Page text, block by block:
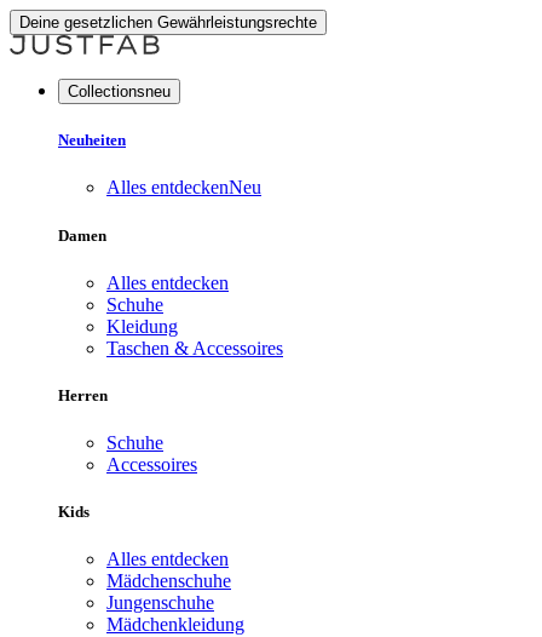
Deine gesetzlichen Gewährleistungsrechte
Collectionsneu
Neuheiten
Alles entdeckenNeu
Damen
Alles entdecken
Schuhe
Kleidung
Taschen & Accessoires
Herren
Schuhe
Accessoires
Kids
Alles entdecken
Mädchenschuhe
Jungenschuhe
Mädchenkleidung